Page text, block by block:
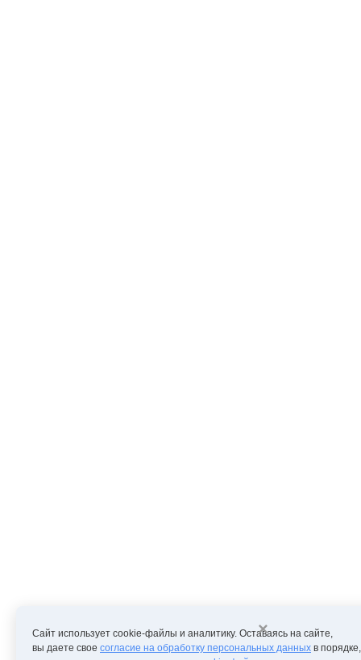
×
Сайт использует cookie-файлы и аналитику. Оставаясь на сайте,
вы даете свое согласие на обработку персональных данных в порядке,